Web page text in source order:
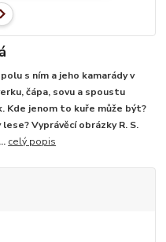
s ním a jeho kamarády v
čápa, sovu a spoustu
Kde jenom to kuře může být?
Vyprávěcí obrázky R. S.
celý popis